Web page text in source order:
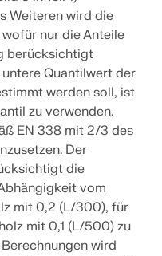
TRETEN
Sie Ihre Karriere
Weiteren wird die
nur die Anteile
berücksichtigt
Quantilwert der
werden soll, ist
zu verwenden.
EN 338 mit 2/3 des
Der
die
vom
mit 0,2 (L/300), für
mit 0,1 (L/500) zu
wird